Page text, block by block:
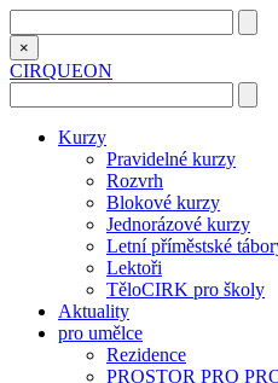
×
CIRQUEON
Kurzy
Pravidelné kurzy
Rozvrh
Blokové kurzy
Jednorázové kurzy
Letní příměstské
Lektoři
TěloCIRK pro školy
Aktuality
pro umělce
Rezidence
PROSTOR PRO